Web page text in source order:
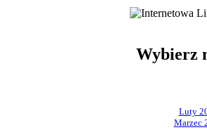
Wybierz
Luty
Marzec